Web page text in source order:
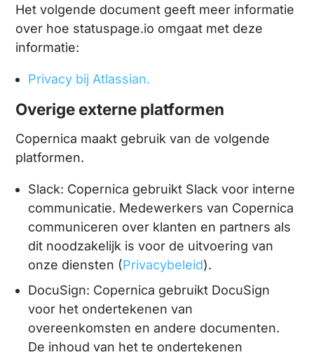
Het volgende document geeft meer informatie
over hoe statuspage.io omgaat met deze
informatie:
Privacy bij Atlassian.
Overige externe platformen
Copernica maakt gebruik van de volgende
platformen.
Slack: Copernica gebruikt Slack voor interne
communicatie. Medewerkers van Copernica
communiceren over klanten en partners als
dit noodzakelijk is voor de uitvoering van
onze diensten (Privacybeleid).
DocuSign: Copernica gebruikt DocuSign
voor het ondertekenen van
overeenkomsten en andere documenten.
De inhoud van het te ondertekenen